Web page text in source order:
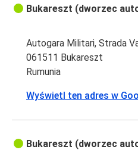
Bukareszt (dworzec
Autogara Militari, Strada
061511 Bukareszt
Rumunia
Wyświetl ten adres w
Bukareszt (dworzec